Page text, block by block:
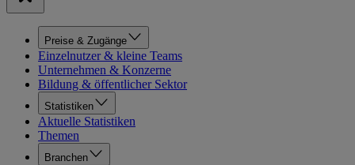
Preise & Zugänge
Einzelnutzer & kleine Teams
Unternehmen & Konzerne
Bildung & öffentlicher Sektor
Statistiken
Aktuelle Statistiken
Themen
Branchen